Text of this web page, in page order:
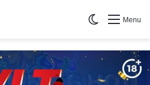
Menu
Switch skin